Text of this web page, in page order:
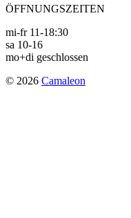
ÖFFNUNGSZEITEN
mi-fr 11-18:30
sa 10-16
mo+di geschlossen
© 2026 Camaleon